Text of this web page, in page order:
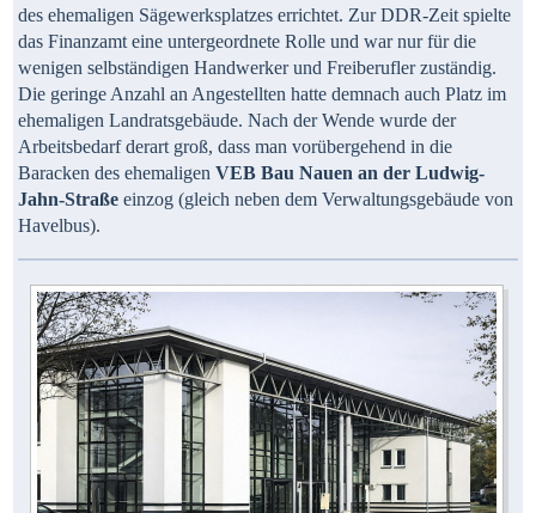
des ehemaligen Sägewerksplatzes errichtet. Zur DDR-Zeit spielte
das Finanzamt eine untergeordnete Rolle und war nur für die
wenigen selbständigen Handwerker und Freiberufler zuständig.
Die geringe Anzahl an Angestellten hatte demnach auch Platz im
ehemaligen Landratsgebäude. Nach der Wende wurde der
Arbeitsbedarf derart groß, dass man vorübergehend in die
Baracken des ehemaligenVEB Bau Nauen an der Ludwig-
Jahn-Straße einzog (gleich neben dem Verwaltungsgebäude von
Havelbus).